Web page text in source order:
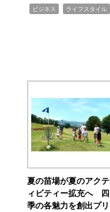
ビジネス ライフスタイル
夏の苗場が夏のアクテ
ィビティー拡充へ 四
季の各魅力を創出プリ